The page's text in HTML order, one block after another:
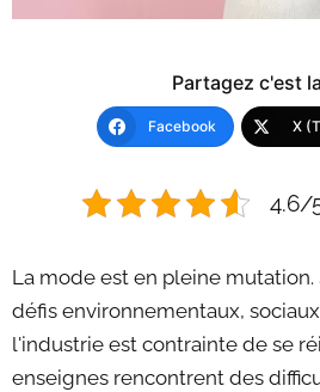
Partagez c'est
Facebook X
4.6/
La mode est en pleine
défis environnementaux,
l'industrie est contrainte de se
enseignes rencontrent des